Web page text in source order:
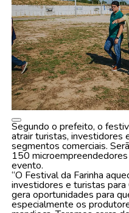
Segundo o prefeito, o
atrair turistas, investidores
segmentos comerciais.
150
evento.
“O Festival da Farinha
investidores e turistas para
gera oportunidades para
especialmente os